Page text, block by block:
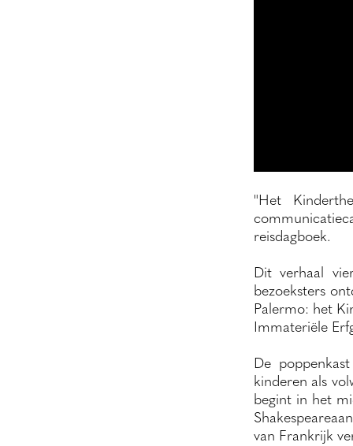
"Het
reisdagboek.
Dit verhaal
bezoeksters
Palermo: het
Immateriële
De
kinderen als
begint in het
van Frankrijk